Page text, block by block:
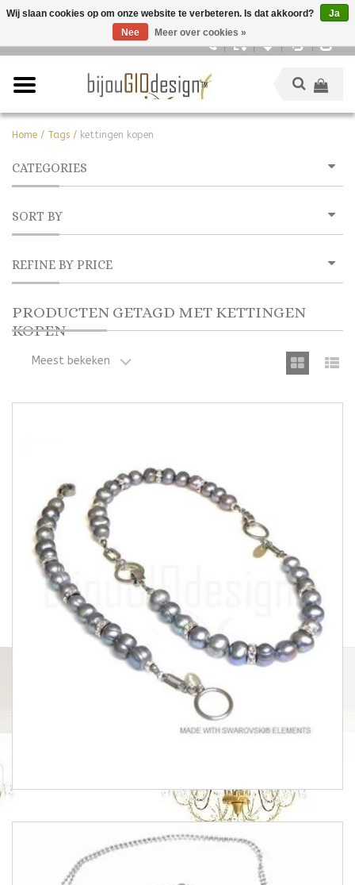
Home / Tags / kettingen kopen
CATEGORIES
SORT BY
REFINE BY PRICE
PRODUCTEN GETAGD MET KETTINGEN
KOPEN
Meest bekeken
Wij slaan cookies op om onze website te verbeteren. Is dat akkoord?
Ja
Nee
Meer over cookies »